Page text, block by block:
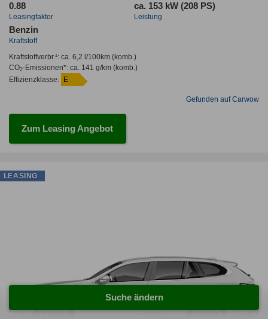
0.88
Leasingfaktor
ca. 153 kW (208 PS)
Leistung
Benzin
Kraftstoff
Kraftstoffverbr.¹: ca. 6,2 l/100km(komb.)
CO2-Emissionen*: ca. 141 g/km(komb.)
Effizienzklasse: E
Gefunden auf Carwow
Zum Leasing Angebot
LEASING
Suche ändern